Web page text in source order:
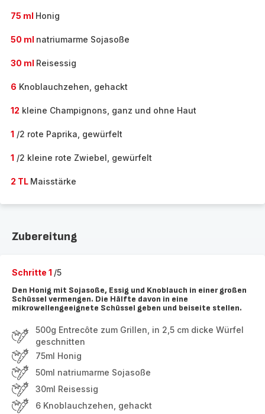
75 ml Honig
50 ml natriumarme Sojasoße
30 ml Reisessig
6 Knoblauchzehen, gehackt
12 kleine Champignons, ganz und ohne Haut
1 /2 rote Paprika, gewürfelt
1 /2 kleine rote Zwiebel, gewürfelt
2 TL Maisstärke
Zubereitung
Schritte 1 /5
Den Honig mit Sojasoße, Essig und Knoblauch in einer großen
Schüssel vermengen. Die Hälfte davon in eine
mikrowellengeeignete Schüssel geben und beiseite stellen.
500g Entrecôte zum Grillen, in 2,5 cm dicke Würfel
geschnitten
75ml Honig
50ml natriumarme Sojasoße
30ml Reisessig
6 Knoblauchzehen, gehackt